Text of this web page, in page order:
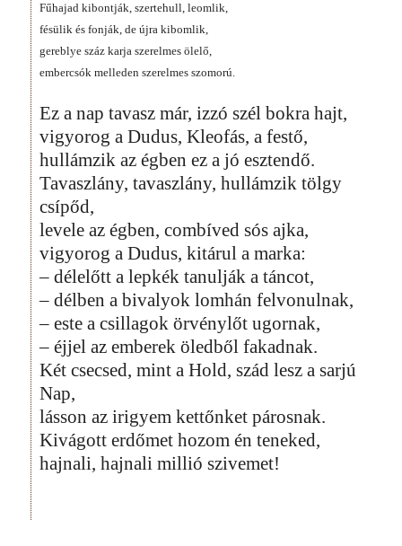
Fűhajad kibontják, szertehull, leomlik,
fésülik és fonják, de újra kibomlik,
gereblye száz karja szerelmes ölelő,
embercsók melleden szerelmes szomorú.
Ez a nap tavasz már, izzó szél bokra hajt,
vigyorog a Dudus, Kleofás, a festő,
hullámzik az égben ez a jó esztendő.
Tavaszlány, tavaszlány, hullámzik tölgy
csípőd,
levele az égben, combíved sós ajka,
vigyorog a Dudus, kitárul a marka:
– délelőtt a lepkék tanulják a táncot,
– délben a bivalyok lomhán felvonulnak,
– este a csillagok örvénylőt ugornak,
– éjjel az emberek öledből fakadnak.
Két csecsed, mint a Hold, szád lesz a sarjú
Nap,
lásson az irigyem kettőnket párosnak.
Kivágott erdőmet hozom én teneked,
hajnali, hajnali millió szivemet!